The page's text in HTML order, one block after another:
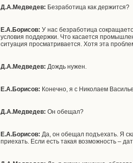
Д.А.Медведев: Безработица как держится?
Е.А.Борисов: У нас безработица
условия поддержки. Что касается
ситуация просматривается. Хотя эта
Д.А.Медведев: Дождь нужен.
Е.А.Борисов: Конечно, я с Николаем
Д.А.Медведев: Он обещал?
Е.А.Борисов: Да, он обещал подъехать. Я
приехать. Если есть такая возможность –